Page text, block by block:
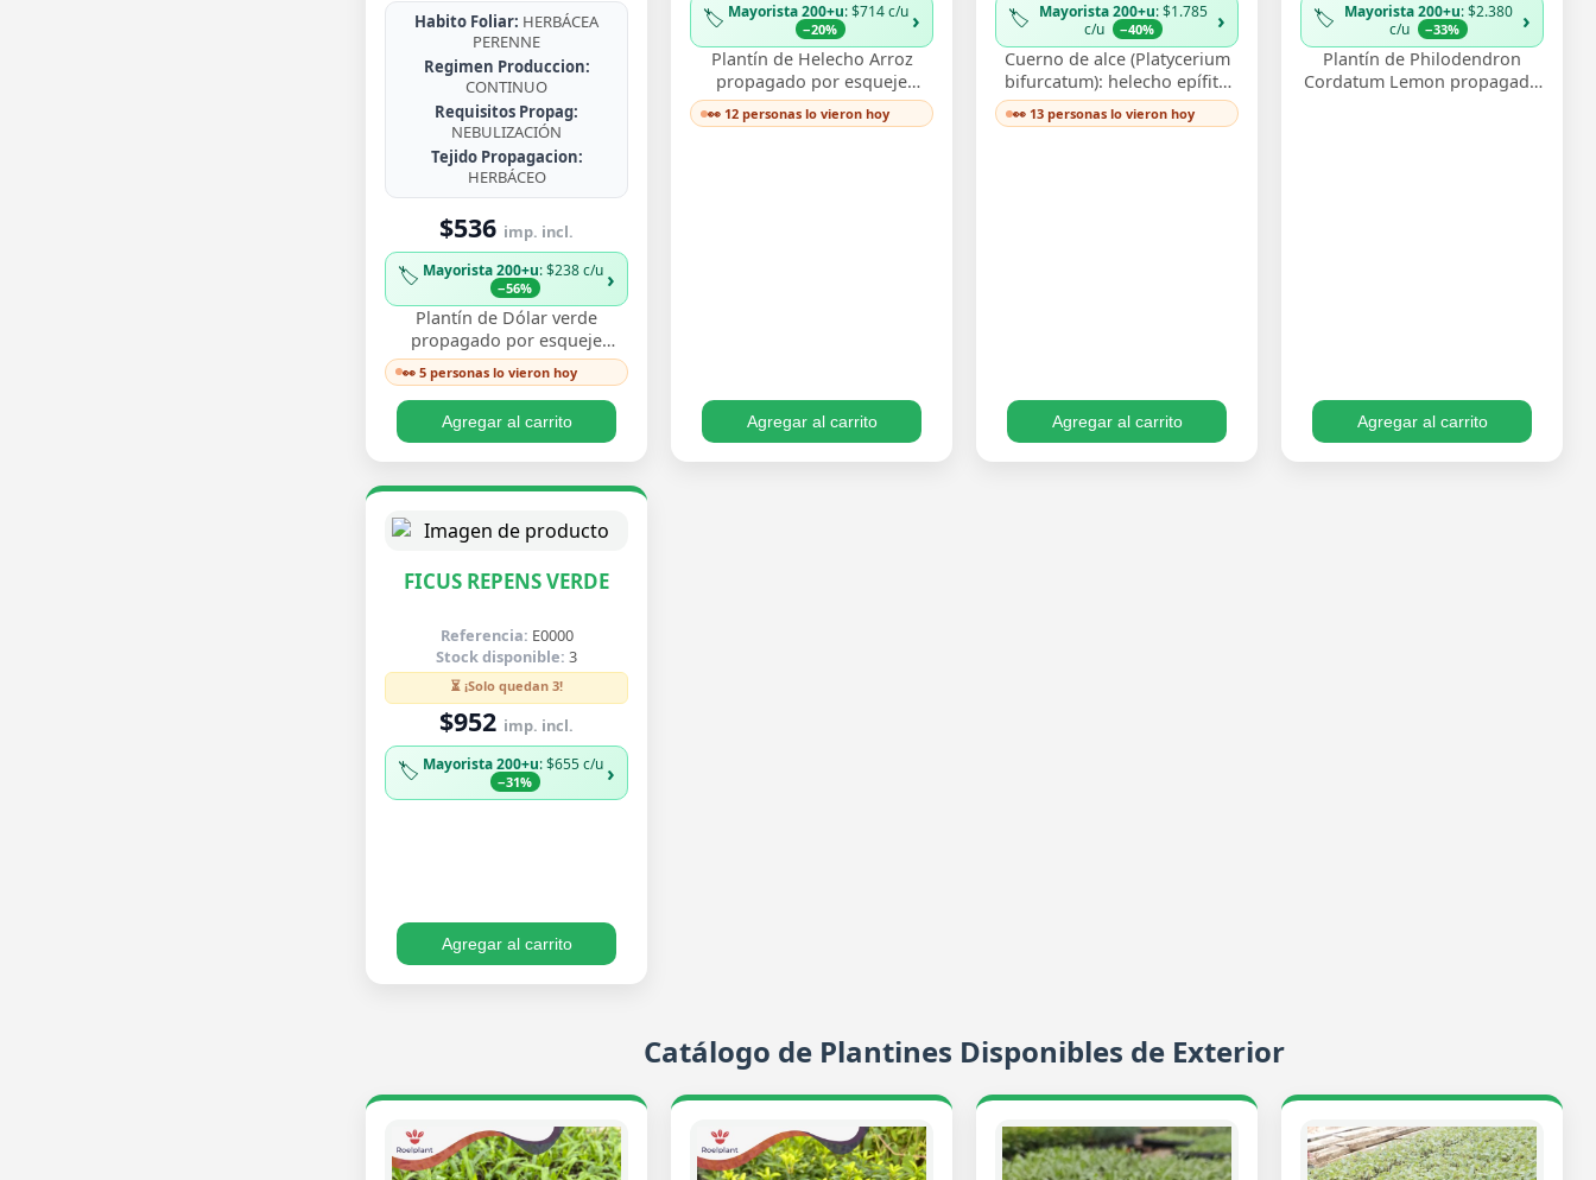
Habito Foliar: HERBÁCEA
PERENNE
Regimen Produccion:
CONTINUO
Requisitos Propag:
NEBULIZACIÓN
Tejido Propagacion:
HERBÁCEO
$536 imp. incl.
🏷️ Mayorista 200+u: $238 c/u
−56% ›
Plantín de Dólar verde
propagado por esqueje
enraizado, con hojas
redondeadas de un verde
brillante y crecimiento trepa…
👀 5 personas lo vieron hoy
Agregar al carrito
🏷️ Mayorista 200+u: $714 c/u
−20% ›
Plantín de Helecho Arroz
propagado por esqueje
enraizado, con delicadas
frondas finamente divididas
👀 12 personas lo vieron hoy
Agregar al carrito
🏷️ Mayorista 200+u: $1.785
c/u
−40% ›
Cuerno de alce (Platycerium
bifurcatum): helecho epífito
de frondas que recuerdan
astas de ciervo, muy
👀 13 personas lo vieron hoy
Agregar al carrito
🏷️ Mayorista 200+u: $2.380
c/u
−33% ›
Plantín de Philodendron
Cordatum Lemon propagado
Agregar al carrito
FICUS REPENS VERDE
Referencia: E0000
Stock disponible: 3
⏳ ¡Solo quedan 3!
$952 imp. incl.
🏷️ Mayorista 200+u: $655 c/u
−31% ›
Agregar al carrito
Catálogo de Plantines Disponibles de Exterior